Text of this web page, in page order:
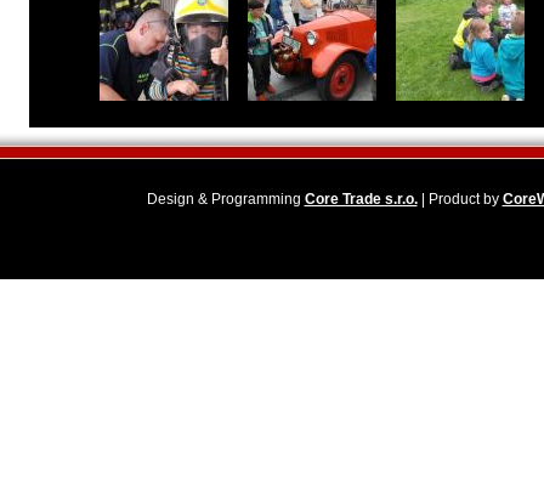
Design & Programming Core Trade s.r.o.| Product by